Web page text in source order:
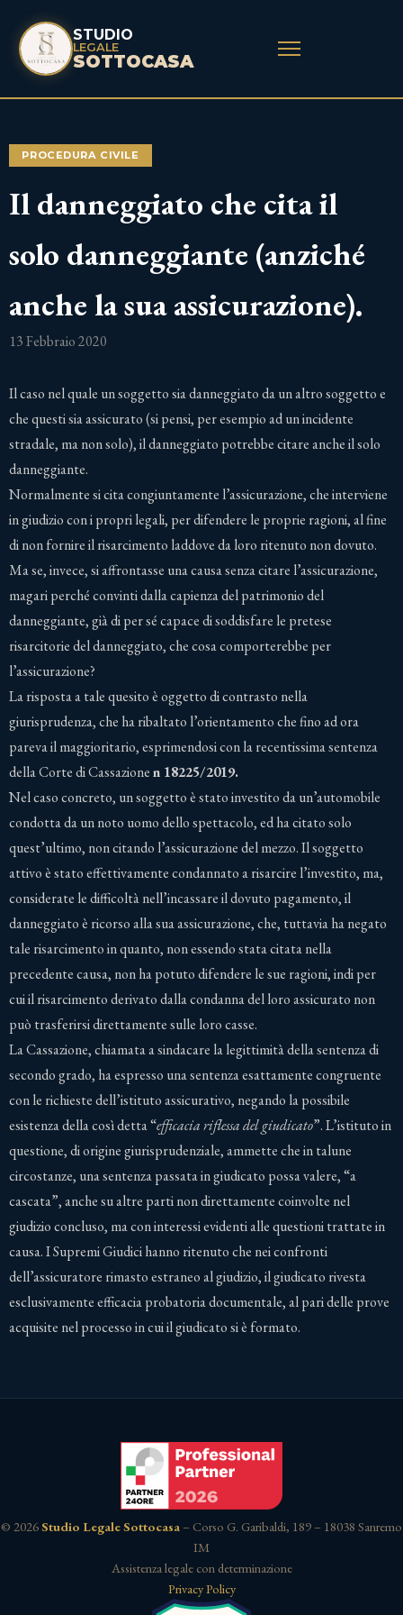
STUDIO
LEGALE
SOTTOCASA
PROCEDURA CIVILE
Il danneggiato che cita il
solo danneggiante (anziché
anche la sua assicurazione).
13 Febbraio 2020
Il caso nel quale un soggetto sia danneggiato da un altro soggetto e
che questi sia assicurato (si pensi, per esempio ad un incidente
stradale, ma non solo), il danneggiato potrebbe citare anche il solo
danneggiante.
Normalmente si cita congiuntamente l’assicurazione, che interviene
in giudizio con i propri legali, per difendere le proprie ragioni, al fine
di non fornire il risarcimento laddove da loro ritenuto non dovuto.
Ma se, invece, si affrontasse una causa senza citare l’assicurazione,
magari perché convinti dalla capienza del patrimonio del
danneggiante, già di per sé capace di soddisfare le pretese
risarcitorie del danneggiato, che cosa comporterebbe per
l’assicurazione?
La risposta a tale quesito è oggetto di contrasto nella
giurisprudenza, che ha ribaltato l’orientamento che fino ad ora
pareva il maggioritario, esprimendosi con la recentissima sentenza
della Corte di Cassazionen 18225/2019.
Nel caso concreto, un soggetto è stato investito da un’automobile
condotta da un noto uomo dello spettacolo, ed ha citato solo
quest’ultimo, non citando l’assicurazione del mezzo. Il soggetto
attivo è stato effettivamente condannato a risarcire l’investito, ma,
considerate le difficoltà nell’incassare il dovuto pagamento, il
danneggiato è ricorso alla sua assicurazione, che, tuttavia ha negato
tale risarcimento in quanto, non essendo stata citata nella
precedente causa, non ha potuto difendere le sue ragioni, indi per
cui il risarcimento derivato dalla condanna del loro assicurato non
può trasferirsi direttamente sulle loro casse.
La Cassazione, chiamata a sindacare la legittimità della sentenza di
secondo grado, ha espresso una sentenza esattamente congruente
con le richieste dell’istituto assicurativo, negando la possibile
esistenza della così detta “efficacia riflessa del giudicato”. L’istituto in
questione, di origine giurisprudenziale, ammette che in talune
circostanze, una sentenza passata in giudicato possa valere, “a
cascata”, anche su altre parti non direttamente coinvolte nel
giudizio concluso, ma con interessi evidenti alle questioni trattate in
causa. I Supremi Giudici hanno ritenuto che nei confronti
dell’assicuratore rimasto estraneo al giudizio, il giudicato rivesta
esclusivamente efficacia probatoria documentale, al pari delle prove
acquisite nel processo in cui il giudicato si è formato.
© 2026Studio Legale Sottocasa – Corso G. Garibaldi, 189 – 18038 Sanremo
IM
Assistenza legale con determinazione
Privacy Policy